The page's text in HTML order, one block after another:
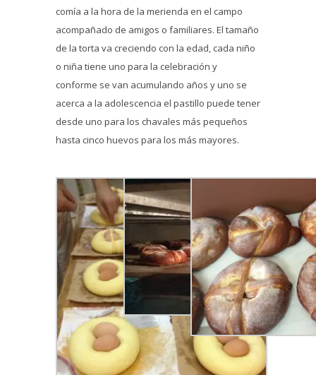
comía a la hora de la merienda en el campo
acompañado de amigos o familiares. El tamaño
de la torta va creciendo con la edad, cada niño
o niña tiene uno para la celebración y
conforme se van acumulando años y uno se
acerca a la adolescencia el pastillo puede tener
desde uno para los chavales más pequeños
hasta cinco huevos para los más mayores.